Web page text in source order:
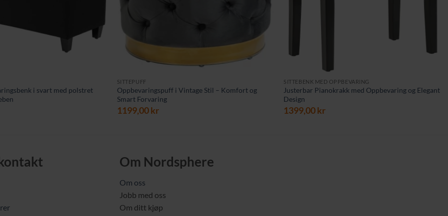
i svart med polstret
SITTEPUFF
Oppbevaringspuff i Vintage Stil – Komfort og
Smart Forvaring
1199,00kr
SITTEBENK MED OPPBEVARING
Justerbar Pianokrakk med Oppbevaring og Elegant
Design
1399,00kr
Om Nordsphere
Om oss
Jobb med oss
Om ditt kjøp